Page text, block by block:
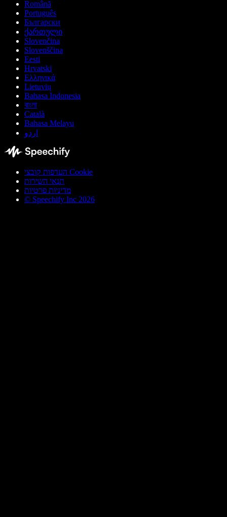
Română
Português
Български
ქართული
Slovenčina
Slovenščina
Eesti
Hrvatski
Ελληνικά
Lietuvių
Bahasa Indonesia
বাংলা
Català
Bahasa Melayu
اردو
העדפות קובצי Cookie
תנאי השירות
מדיניות פרטיות
© Speechify Inc 2026